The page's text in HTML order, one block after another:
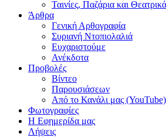
Ταινίες, Παζάρια και Θεατρικά
Άρθρα
Γενική Αρθογραφία
Συριανή Ντοπιολαλιά
Ευχαριστούμε
Ανέκδοτα
Προβολές
Βίντεο
Παρουσιάσεων
Από το Κανάλι μας (YouTube)
Φωτογραφίες
Η Εφημερίδα μας
Λήψεις